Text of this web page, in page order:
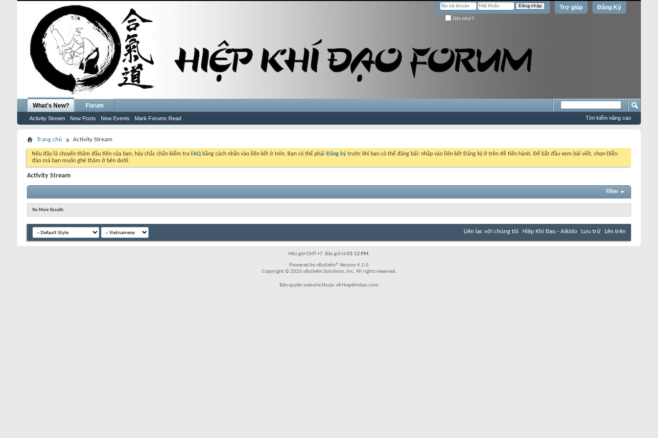
Đăng Ký
Trợ giúp
Ghi nhớ?
What's New?
Activity Stream New Posts New Events Mark Forums Read
Forum
Tìm kiếm nâng cao
Trang chủ Activity Stream
Nếu đây là chuyến thăm đầu tiên của bạn, hãy chắc chắn kiểm tra FAQ bằng cách nhấn vào liên kết ở trên. Bạn có thể phải Đăng ký trước khi bạn có thể đăng bài: nhấp vào liên kết Đăng ký ở trên để tiến hành. Để bắt đầu xem bài viết, chọn Diễn
đàn mà bạn muốn ghé thăm ở bên dưới.
Activity Stream
Filter
No More Results
Liên lạc với chúng tôi Hiệp Khí Đạo - Aikido Lưu trữ Lên trên
Múi giờ GMT +7. Bây giờ là03:12 PM.
Powered by vBulletin® Version 4.2.0
Copyright © 2026 vBulletin Solutions, Inc. All rights reserved.
Bản quyền website thuộc về Hiepkhidao.com